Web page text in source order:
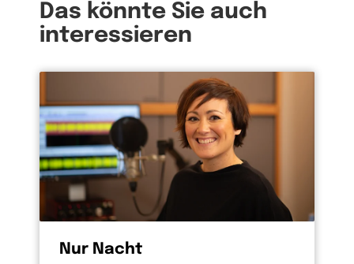
Das könnte Sie auch
interessieren
Nur Nacht